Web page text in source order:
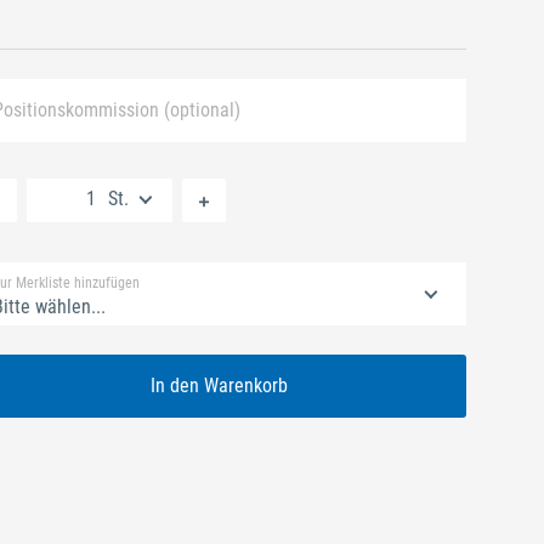
(optional)
St.
Merkliste hinzufügen
wählen...
In den Warenkorb